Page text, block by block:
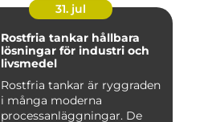
31. jul
Rostfria tankar hållbara
lösningar för industri och
livsmedel
Rostfria tankar är ryggraden
i många moderna
processanläggningar. De